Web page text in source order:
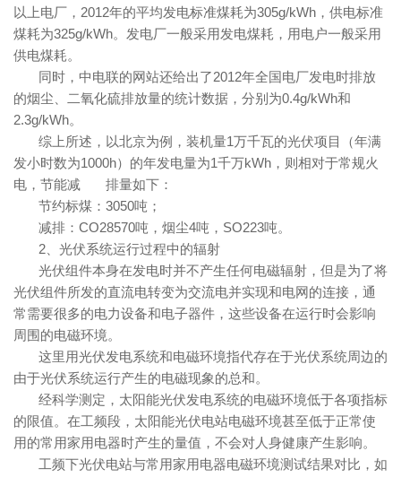
以上电厂，2012年的平均发电标准煤耗为305g/kWh，供电标准
煤耗为325g/kWh。发电厂一般采用发电煤耗，用电户一般采用
供电煤耗。
同时，中电联的网站还给出了2012年全国电厂发电时排放
的烟尘、二氧化硫排放量的统计数据，分别为0.4g/kWh和
2.3g/kWh。
综上所述，以北京为例，装机量1万千瓦的光伏项目（年满
发小时数为1000h）的年发电量为1千万kWh，则相对于常规火
电，节能减 排量如下：
节约标煤：3050吨；
减排：CO28570吨，烟尘4吨，SO223吨。
2、光伏系统运行过程中的辐射
光伏组件本身在发电时并不产生任何电磁辐射，但是为了将
光伏组件所发的直流电转变为交流电并实现和电网的连接，通
常需要很多的电力设备和电子器件，这些设备在运行时会影响
周围的电磁环境。
这里用光伏发电系统和电磁环境指代存在于光伏系统周边的
由于光伏系统运行产生的电磁现象的总和。
经科学测定，太阳能光伏发电系统的电磁环境低于各项指标
的限值。在工频段，太阳能光伏电站电磁环境甚至低于正常使
用的常用家用电器时产生的量值，不会对人身健康产生影响。
工频下光伏电站与常用家用电器电磁环境测试结果对比，如